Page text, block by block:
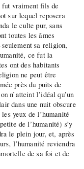
vraiment fils de
sur lequel reposera
le culte pur, sans
toutes les âmes
sa religion,
ce fut la
ont des habitants
ne peut être
près du puits de
n’atteint l’idéal qu’un
dans une nuit obscure
yeux de l’humanité
de l’humanité) s’y
le plein jour, et, après
l’humanité reviendra
de sa foi et de